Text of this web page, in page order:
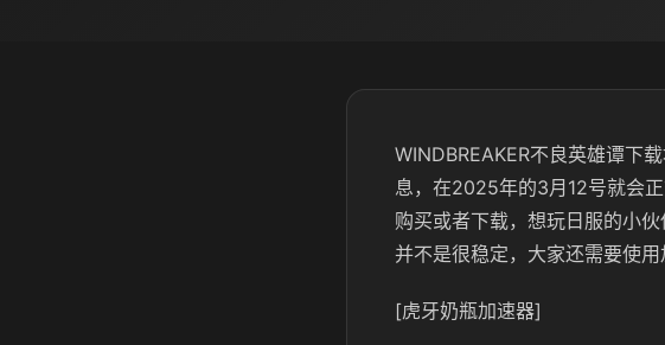
WINDBREAKER不良英雄谭下
息，在2025年的3月12号就会
购买或者下载，想玩日服的小
并不是很稳定，大家还需要使用
[虎牙奶瓶加速器]